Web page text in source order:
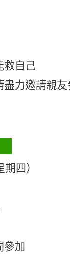
救自己
盡力邀請親
四）
參加